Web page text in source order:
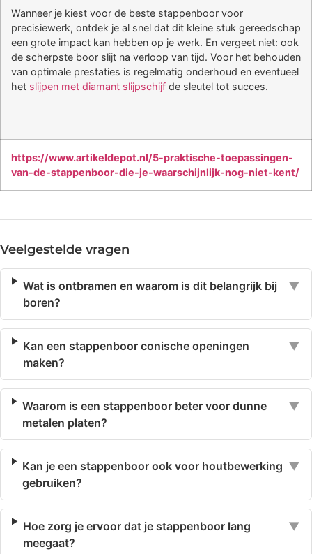
Wanneer je kiest voor de beste stappenboor voor
precisiewerk, ontdek je al snel dat dit kleine stuk gereedschap
een grote impact kan hebben op je werk. En vergeet niet: ook
de scherpste boor slijt na verloop van tijd. Voor het behouden
van optimale prestaties is regelmatig onderhoud en eventueel
het slijpen met diamant slijpschijf de sleutel tot succes.
https://www.artikeldepot.nl/5-praktische-toepassingen-
van-de-stappenboor-die-je-waarschijnlijk-nog-niet-kent/
Veelgestelde vragen
Wat is ontbramen en waarom is dit belangrijk bij
boren?
▼
Kan een stappenboor conische openingen
maken?
▼
Waarom is een stappenboor beter voor dunne
metalen platen?
▼
Kan je een stappenboor ook voor houtbewerking
gebruiken?
▼
Hoe zorg je ervoor dat je stappenboor lang
meegaat?
▼